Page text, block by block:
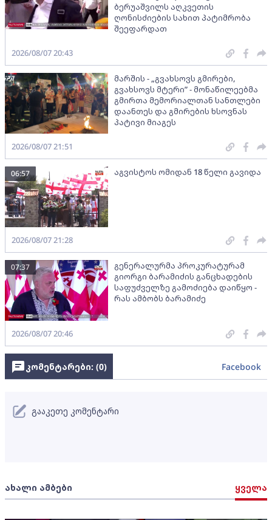
ბერუაშვილს აღკვეთის
ღონისძიების სახით პატიმრობა
შეეფარდათ
2026/08/07 20:43
მარშის - „გვახსოვს გმირები,
გვახსოვს მტერი” - მონაწილეებმა
გმირთა მემორიალთან სანთლები
დაანთეს და გმირების ხსოვნას
პატივი მიაგეს
2026/08/07 21:51
აგვისტოს ომიდან 18 წელი გავიდა
06:57
2026/08/07 21:28
გენერალურმა პროკურატურამ
გიორგი ბარამიძის განცხადების
საფუძველზე გამოძიება დაიწყო -
რას ამბობს ბარამიძე
07:37
2026/08/07 20:46
ახალი ამბები ყველა
კომენტარები: (0) Facebook
გააკეთე კომენტარი